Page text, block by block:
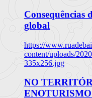
Consequências
global
https://
content/uploads/
335x256.jpg
NO